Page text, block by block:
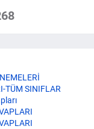
TÜM SINIFLAR